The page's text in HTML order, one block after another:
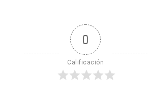
0
Calificación